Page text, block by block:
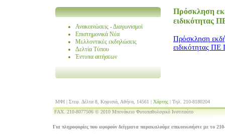
Ανακοινώσεις - Διαγωνισμοί
Επιστημονικά Νέα
Μελλοντικές εκδηλώσεις
Δελτία Τύπου
Έντυπα αιτήσεων
Πρόσκληση
ειδικότητας
Πρόσκληση
ειδικότητας
ΜΦΙ | Στεφ. Δέλτα 8, Κηφισιά, Αθήνα, 14561 | Χάρτης | Τηλ. 210-8180204
FAX. 210-8077506 © 2010 Μπενάκειο Φυτοπαθολογικό Ινστιτούτο
Για πληροφορίες που αφορούν δείγματα παρακαλούμε επικοινωνήστε με το